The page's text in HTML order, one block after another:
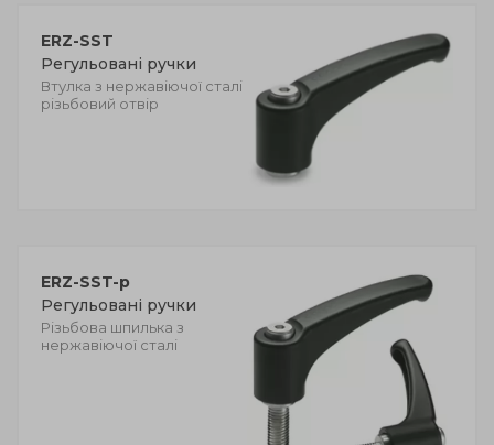
ERZ-SST
Регульовані ручки
Втулка з нержавіючої сталі
різьбовий отвір
ERZ-SST-p
Регульовані ручки
Різьбова шпилька з
нержавіючої сталі